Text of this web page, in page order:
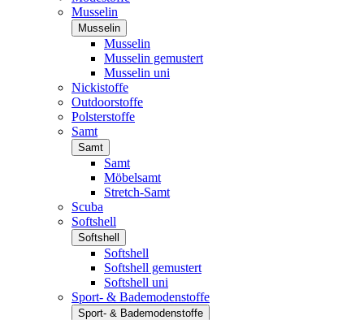
Musselin
Musselin
Musselin
Musselin gemustert
Musselin uni
Nickistoffe
Outdoorstoffe
Polsterstoffe
Samt
Samt
Samt
Möbelsamt
Stretch-Samt
Scuba
Softshell
Softshell
Softshell
Softshell gemustert
Softshell uni
Sport- & Bademodenstoffe
Sport- & Bademodenstoffe